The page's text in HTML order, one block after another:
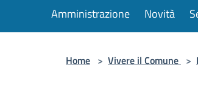
Amministrazione Novità
Home > Vivere il Comune >